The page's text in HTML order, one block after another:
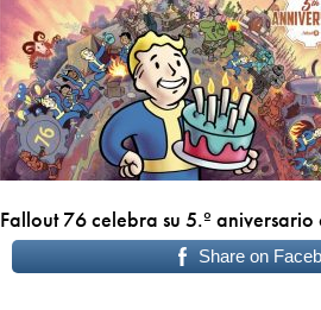
Fallout 76 celebra su 5.º
Share on